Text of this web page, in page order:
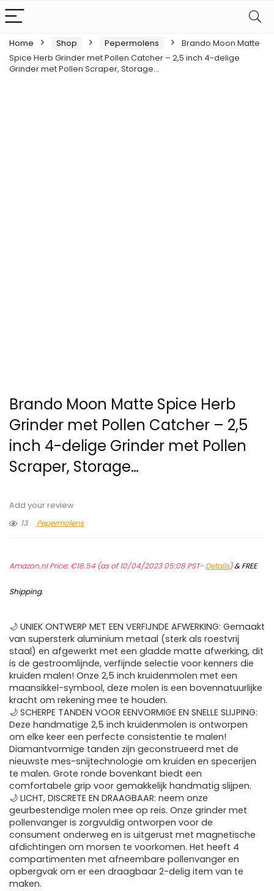
Home Shop Pepermolens
Brando Moon Matte
Spice Herb Grinder met Pollen Catcher – 2,5 inch 4-delige
Grinder met Pollen Scraper, Storage…
Brando Moon Matte Spice Herb
Grinder met Pollen Catcher – 2,5
inch 4-delige Grinder met Pollen
Scraper, Storage…
Add your review
13
Pepermolens
Amazon.nl Price:€18.54 (as of 10/04/2023 05:08 PST- Details)&FREE
Shipping.
🌙 UNIEK ONTWERP MET EEN VERFIJNDE AFWERKING: Gemaakt
van supersterk aluminium metaal (sterk als roestvrij
staal) en afgewerkt met een gladde matte afwerking, dit
is de gestroomlijnde, verfijnde selectie voor kenners die
kruiden malen! Onze 2,5 inch kruidenmolen met een
maansikkel-symbool, deze molen is een bovennatuurlijke
kracht om rekening mee te houden.
🌙 SCHERPE TANDEN VOOR EENVORMIGE EN SNELLE SLIJPING:
Deze handmatige 2,5 inch kruidenmolen is ontworpen
om elke keer een perfecte consistentie te malen!
Diamantvormige tanden zijn geconstrueerd met de
nieuwste mes-snijtechnologie om kruiden en specerijen
te malen. Grote ronde bovenkant biedt een
comfortabele grip voor gemakkelijk handmatig slijpen.
🌙 LICHT, DISCRETE EN DRAAGBAAR: neem onze
geurbestendige molen mee op reis. Onze grinder met
pollenvanger is zorgvuldig ontworpen voor de
consument onderweg en is uitgerust met magnetische
afdichtingen om morsen te voorkomen. Het heeft 4
compartimenten met afneembare pollenvanger en
opbergvak om er een draagbaar 2-delig item van te
maken.